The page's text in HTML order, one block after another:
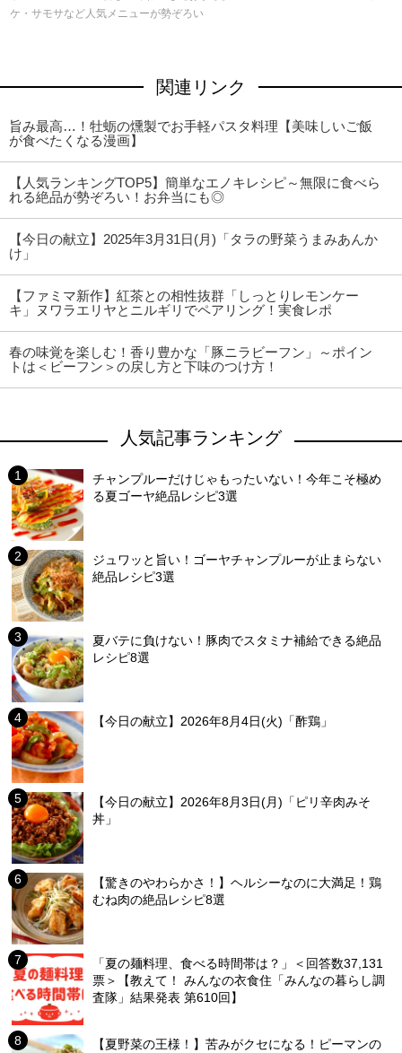
ケ・サモサなど人気メニューが勢ぞろい
関連リンク
旨み最高…！牡蛎の燻製でお手軽パスタ料理【美味しいご飯
が食べたくなる漫画】
【人気ランキングTOP5】簡単なエノキレシピ～無限に食べら
れる絶品が勢ぞろい！お弁当にも◎
【今日の献立】2025年3月31日(月)「タラの野菜うまみあんか
け」
【ファミマ新作】紅茶との相性抜群「しっとりレモンケー
キ」ヌワラエリヤとニルギリでペアリング！実食レポ
春の味覚を楽しむ！香り豊かな「豚ニラビーフン」～ポイン
トは＜ビーフン＞の戻し方と下味のつけ方！
人気記事ランキング
チャンプルーだけじゃもったいない！今年こそ極め
る夏ゴーヤ絶品レシピ3選
ジュワッと旨い！ゴーヤチャンプルーが止まらない
絶品レシピ3選
夏バテに負けない！豚肉でスタミナ補給できる絶品
レシピ8選
【今日の献立】2026年8月4日(火)「酢鶏」
【今日の献立】2026年8月3日(月)「ピリ辛肉みそ
丼」
【驚きのやわらかさ！】ヘルシーなのに大満足！鶏
むね肉の絶品レシピ8選
「夏の麺料理、食べる時間帯は？」＜回答数37,131
票＞【教えて！ みんなの衣食住「みんなの暮らし調
査隊」結果発表 第610回】
【夏野菜の王様！】苦みがクセになる！ピーマンの